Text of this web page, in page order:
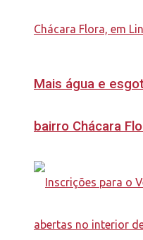
Mais água e
bairro Chácara